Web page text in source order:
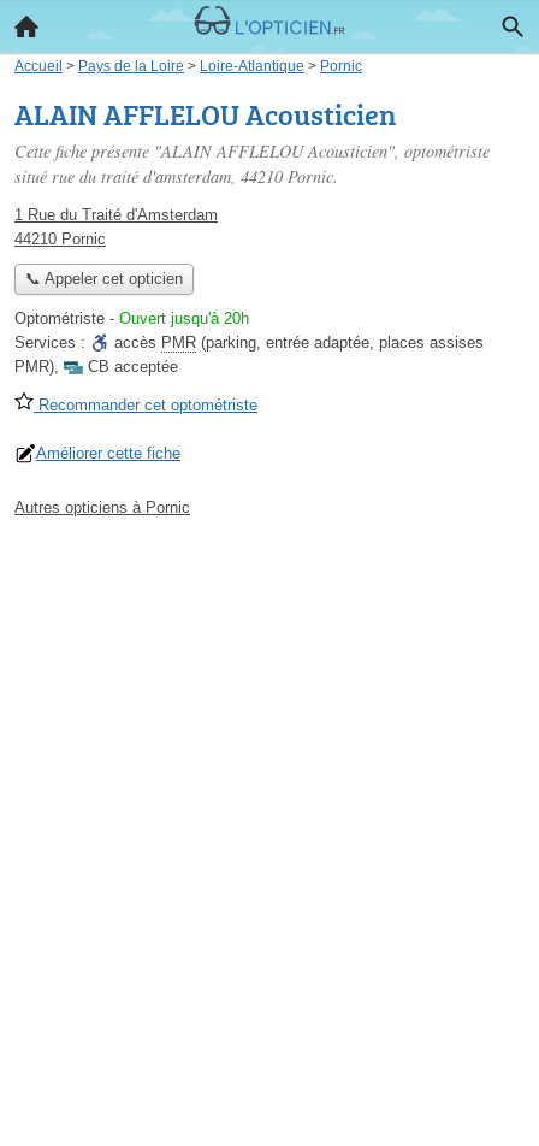
Accueil > Pays de la Loire > Loire-Atlantique > Pornic
ALAIN AFFLELOU Acousticien
Cette fiche présente "ALAIN AFFLELOU Acousticien", optométriste
situé rue du traité d'amsterdam, 44210 Pornic.
1 Rue du Traité d'Amsterdam
44210 Pornic
📞 Appeler cet opticien
Optométriste - Ouvert jusqu'à 20h
Services :
accès PMR (parking, entrée adaptée, places assises
PMR), CB acceptée
Recommander cet optométriste
Améliorer cette fiche
Autres opticiens à Pornic